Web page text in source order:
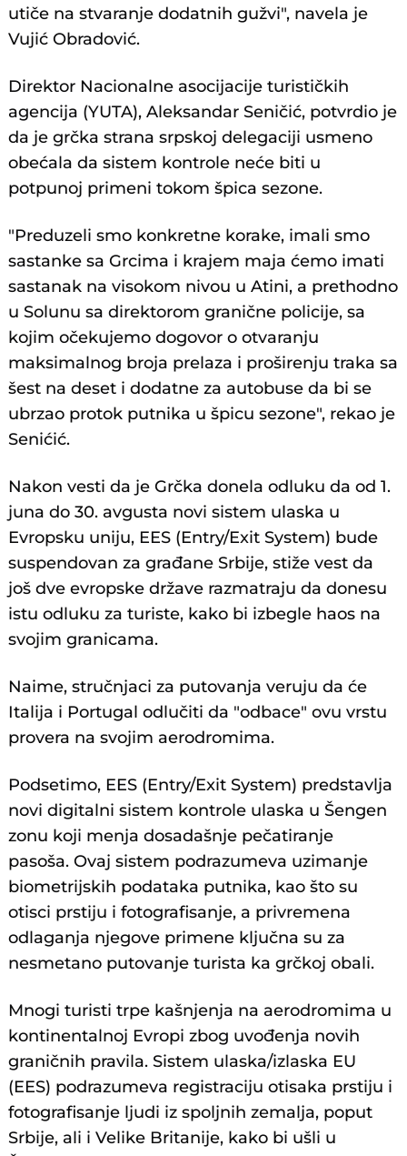
utiče na stvaranje dodatnih gužvi", navela je
Vujić Obradović.
Direktor Nacionalne asocijacije turističkih
agencija (YUTA), Aleksandar Seničić, potvrdio je
da je grčka strana srpskoj delegaciji usmeno
obećala da sistem kontrole neće biti u
potpunoj primeni tokom špica sezone.
"Preduzeli smo konkretne korake, imali smo
sastanke sa Grcima i krajem maja ćemo imati
sastanak na visokom nivou u Atini, a prethodno
u Solunu sa direktorom granične policije, sa
kojim očekujemo dogovor o otvaranju
maksimalnog broja prelaza i proširenju traka sa
šest na deset i dodatne za autobuse da bi se
ubrzao protok putnika u špicu sezone", rekao je
Senićić.
Nakon vesti da je Grčka donela odluku da od 1.
juna do 30. avgusta novi sistem ulaska u
Evropsku uniju, EES (Entry/Exit System) bude
suspendovan za građane Srbije, stiže vest da
još dve evropske države razmatraju da donesu
istu odluku za turiste, kako bi izbegle haos na
svojim granicama.
Naime, stručnjaci za putovanja veruju da će
Italija i Portugal odlučiti da "odbace" ovu vrstu
provera na svojim aerodromima.
Podsetimo, EES (Entry/Exit System) predstavlja
novi digitalni sistem kontrole ulaska u Šengen
zonu koji menja dosadašnje pečatiranje
pasoša. Ovaj sistem podrazumeva uzimanje
biometrijskih podataka putnika, kao što su
otisci prstiju i fotografisanje, a privremena
odlaganja njegove primene ključna su za
nesmetano putovanje turista ka grčkoj obali.
Mnogi turisti trpe kašnjenja na aerodromima u
kontinentalnoj Evropi zbog uvođenja novih
graničnih pravila. Sistem ulaska/izlaska EU
(EES) podrazumeva registraciju otisaka prstiju i
fotografisanje ljudi iz spoljnih zemalja, poput
Srbije, ali i Velike Britanije, kako bi ušli u